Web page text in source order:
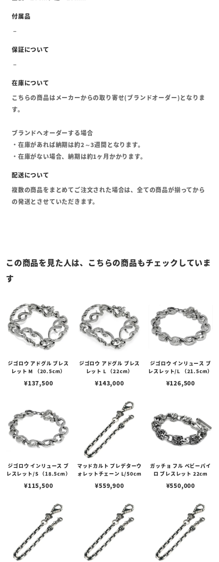
こちらの商品はメーカーからの取り寄せ(ブランドオーダー)となりま
す。
ブランドへオーダーする場合
・在庫があれば納期は約2～3週間となります。
・在庫がない場合、納期は約1ヶ月かかります。
複数の商品をまとめてご注文された場合は、全ての商品が揃ってから
の発送とさせていただきます。
この商品を見た人は、こちらの商品もチェックしていま
す
ジゴロウ アドグル ブレス
レット M （20.5cm）
¥137,500
ジゴロウ アドグル ブレス
レット L （22cm）
¥143,000
ジゴロウ インリュース ブ
レスレット/L （21.5cm）
¥126,500
ジゴロウ インリュース ブ
レスレット/S （18.5cm）
¥115,500
マッドカルト プレデターウ
ォレットチェーン L/50cm
¥559,900
ガッチョ フル ベビーパイ
ロ ブレスレット 22cm
¥550,000